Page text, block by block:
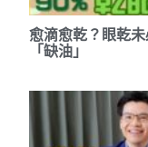
愈滴愈乾？眼乾
「缺油」